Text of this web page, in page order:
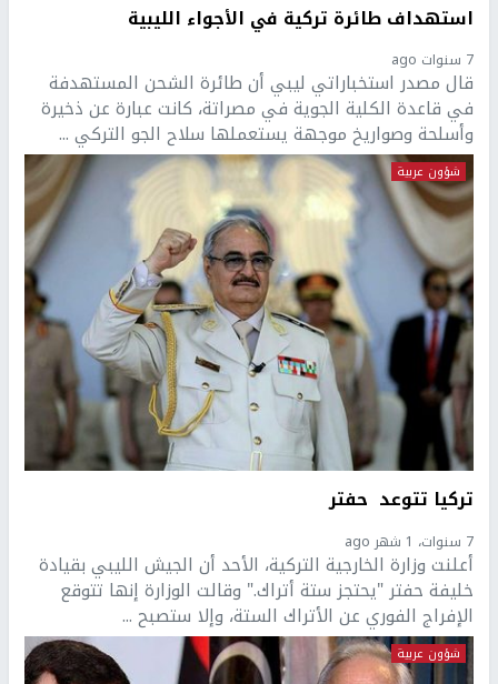
استهداف طائرة تركية في الأجواء الليبية
7 سنوات ago
قال مصدر استخباراتي ليبي أن طائرة الشحن المستهدفة
في قاعدة الكلية الجوية في مصراتة، كانت عبارة عن ذخيرة
وأسلحة وصواريخ موجهة يستعملها سلاح الجو التركي ...
شؤون عربية
تركيا تتوعد حفتر
7 سنوات، 1 شهر ago
أعلنت وزارة الخارجية التركية، الأحد أن الجيش الليبي بقيادة
خليفة حفتر "يحتجز ستة أتراك." وقالت الوزارة إنها تتوقع
الإفراج الفوري عن الأتراك الستة، وإلا ستصبح ...
شؤون عربية